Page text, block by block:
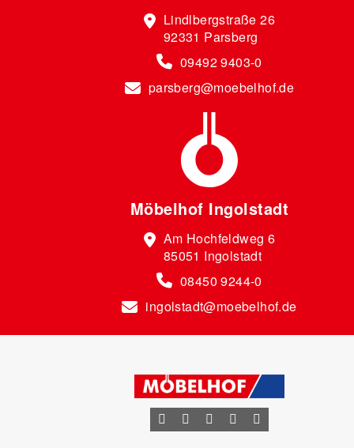
Lindlbergstraße 26
92331 Parsberg
09492 9403-0
parsberg@moebelhof.de
Möbelhof Ingolstadt
Am Hochfeldweg 6
85051 Ingolstadt
08450 9244-0
ingolstadt@moebelhof.de